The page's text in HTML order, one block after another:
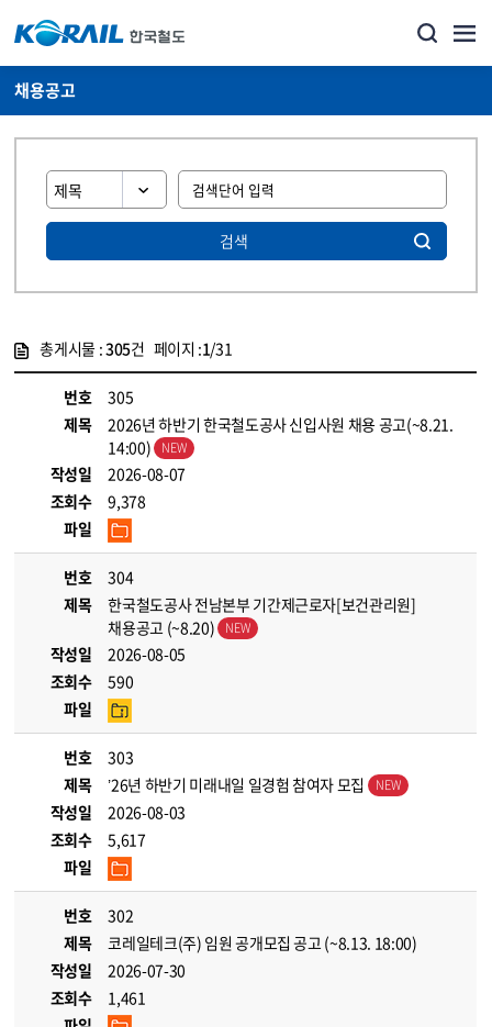
채용공고
검색
총게시물 :305건 페이지 :1/31
번호
305
제목
2026년 하반기 한국철도공사 신입사원 채용 공고(~8.21.
14:00)
작성일
2026-08-07
조회수
9,378
파일
번호
304
제목
한국철도공사 전남본부 기간제근로자[보건관리원]
채용공고 (~8.20)
작성일
2026-08-05
조회수
590
파일
번호
303
제목
’26년 하반기 미래내일 일경험 참여자 모집
작성일
2026-08-03
조회수
5,617
파일
번호
302
제목
코레일테크(주) 임원 공개모집 공고 (~8.13. 18:00)
작성일
2026-07-30
조회수
1,461